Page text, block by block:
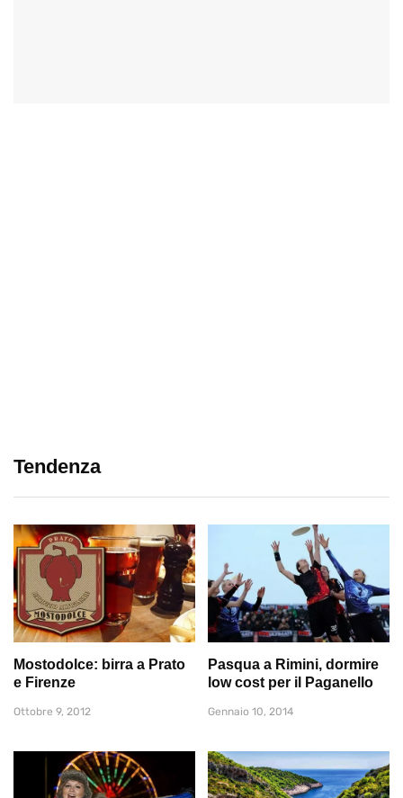
Tendenza
Mostodolce: birra a Prato
e Firenze
Ottobre 9, 2012
Pasqua a Rimini, dormire
low cost per il Paganello
Gennaio 10, 2014